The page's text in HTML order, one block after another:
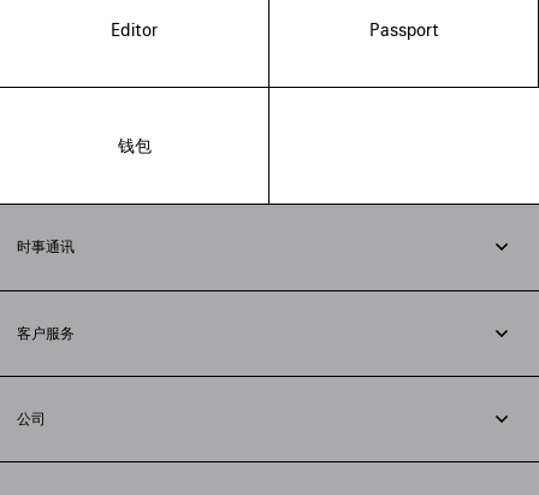
Editor Passport
钱包
时事通讯
客户服务
配送方式
支付
公司